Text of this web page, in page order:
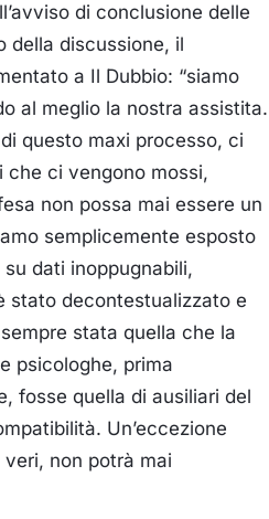
di conclusione delle
della discussione, il
a Il Dubbio: “siamo
al meglio la nostra assistita.
questo maxi processo, ci
che ci vengono mossi,
non possa mai essere un
semplicemente esposto
dati inoppugnabili,
stato decontestualizzato e
stata quella che la
psicologhe, prima
fosse quella di ausiliari del
Un’eccezione
non potrà mai